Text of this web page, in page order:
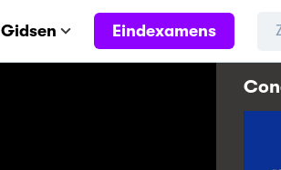
Gidsen Eindexamens